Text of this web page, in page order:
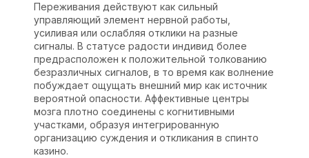
Переживания действуют как сильный
управляющий элемент нервной работы,
усиливая или ослабляя отклики на разные
сигналы. В статусе радости индивид более
предрасположен к положительной толкованию
безразличных сигналов, в то время как волнение
побуждает ощущать внешний мир как источник
вероятной опасности. Аффективные центры
мозга плотно соединены с когнитивными
участками, образуя интегрированную
организацию суждения и откликания в спинто
казино.